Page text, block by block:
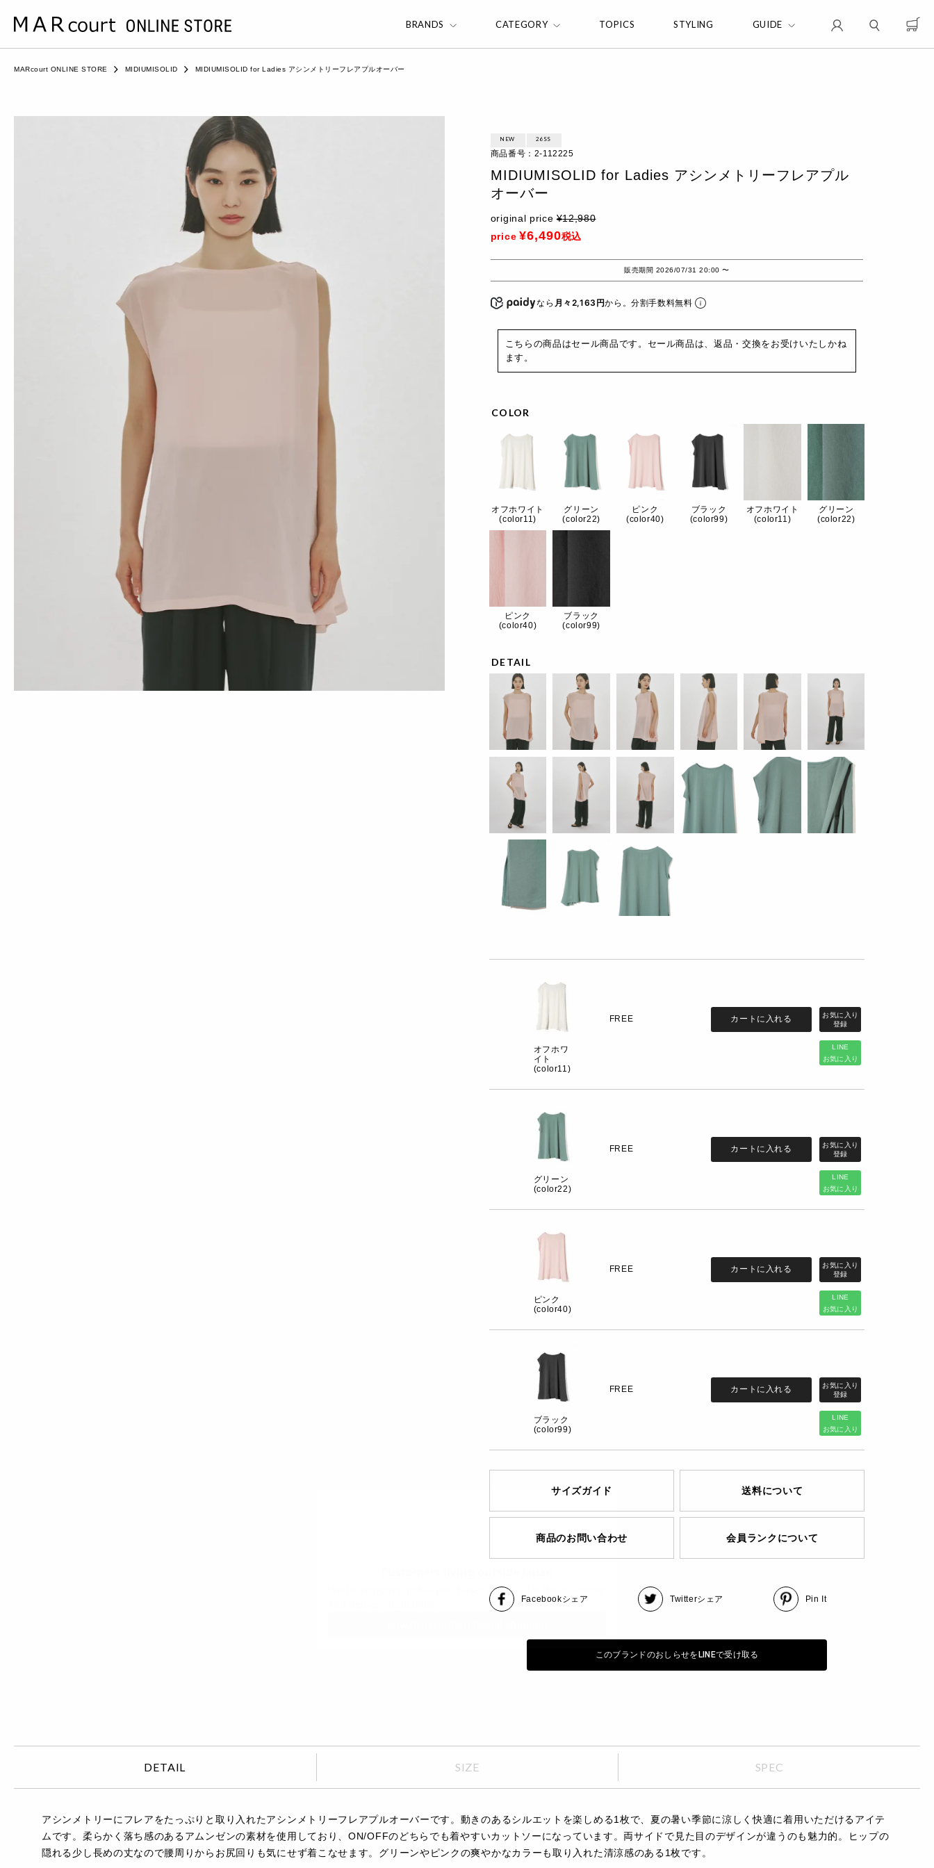
BRANDS CATEGORY TOPICS STYLING GUIDE
MARcourt ONLINE STORE MIDIUMISOLID MIDIUMISOLID for Ladies アシンメトリーフレアプルオーバー
COLOR
オフホワイト
(color11)
グリーン
(color22)
ピンク
(color40)
ブラック
(color99)
オフホワイト
(color11)
グリーン
(color22)
ピンク
(color40)
ブラック
(color99)
DETAIL
NEW 26SS
商品番号 2-112225
MIDIUMISOLID for Ladies アシンメトリーフレアプル
オーバー
original price ¥12,980
price ¥6,490税込
販売期間 2026/07/31 20:00〜
なら 月々2,163円から。分割手数料無料
こちらの商品はセール商品です。セール商品は、返品・交換をお受けいたしかね
ます。
オフホワ
イト
(color11)
FREE
LINE
お気に入り
カートに入れる
グリーン
(color22)
FREE
LINE
お気に入り
カートに入れる
ピンク
(color40)
FREE
LINE
お気に入り
カートに入れる
ブラック
(color99)
FREE
LINE
お気に入り
カートに入れる
サイズガイド 送料について
商品のお問い合わせ 会員ランクについて
Facebookシェア Twitterシェア Pin It
このブランドのおしらせをLINEで受け取る
DETAIL SIZE SPEC
アシンメトリーにフレアをたっぷりと取り入れたアシンメトリーフレアプルオーバーです。動きのあるシルエットを楽しめる1枚で、夏の暑い季節に涼しく快適に着用いただけるアイテ
ムです。柔らかく落ち感のあるアムンゼンの素材を使用しており、ON/OFFのどちらでも着やすいカットソーになっています。両サイドで見た目のデザインが違うのも魅力的。ヒップの
隠れる少し長めの丈なので腰周りからお尻回りも気にせず着こなせます。グリーンやピンクの爽やかなカラーも取り入れた清涼感のある1枚です。